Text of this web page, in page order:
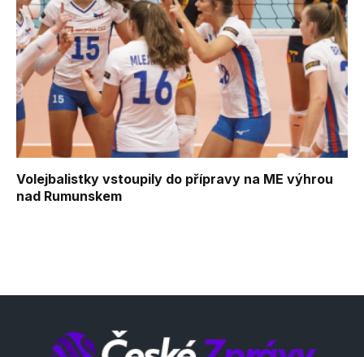
Volejbalistky vstoupily do přípravy na ME výhrou
nad Rumunskem